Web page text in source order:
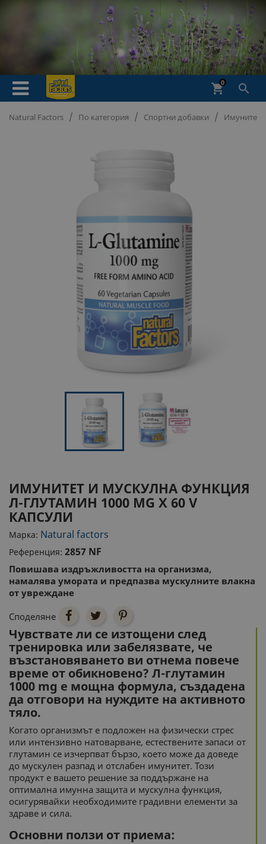

shopping_cart
0
Natural Factors По категория Спортни добавки Имунитет
ИМУНИТЕТ И МУСКУЛНА ФУНКЦИЯ
Л-ГЛУТАМИН 1000 MG Х 60 V
КАПСУЛИ
Марка: Natural factors
Референция: 2857 NF
Повишава издръжливостта на организма,
намалява умората и предпазва мускулните влакна
от увреждане
Споделяне
Чувствате ли се изтощени след
тренировка или забелязвате, че
възстановяването ви отнема повече
време от обикновено? Л-глутамин
1000 mg е мощна формула, създадена
да отговори на нуждите на активното
тяло.
Когато организмът е подложен на физически стрес
или интензивно натоварване, естествените запаси от
глутамин се изчерпват бързо, което може да доведе
до мускулен разпад и отслабен имунитет. Този
продукт е вашето решение за поддържане на
оптимална имунна защита и мускулна функция,
осигурявайки необходимите градивни елементи за
здраве и сила.
Основни ползи от приема: